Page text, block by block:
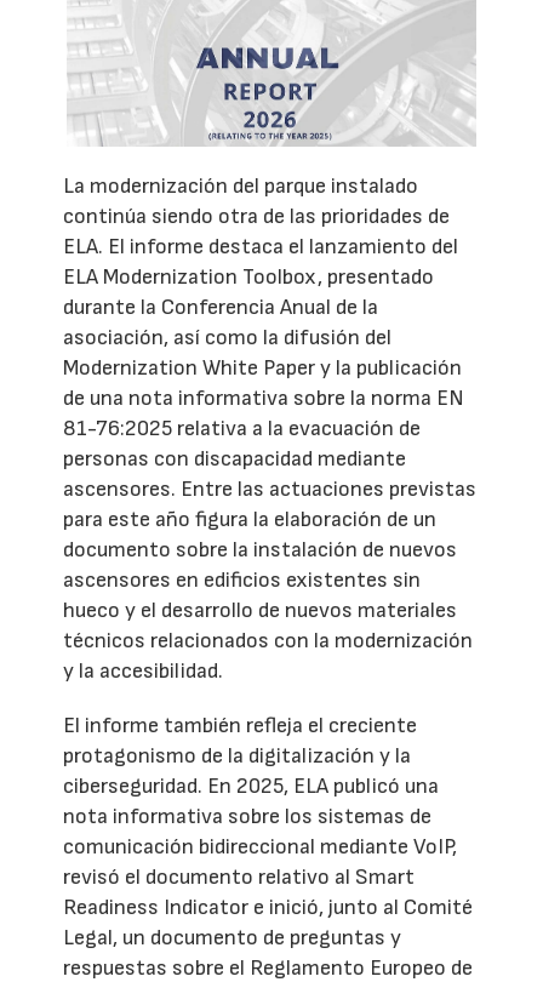
La modernización del parque instalado
continúa siendo otra de las prioridades de
ELA. El informe destaca el lanzamiento del
ELA Modernization Toolbox, presentado
durante la Conferencia Anual de la
asociación, así como la difusión del
Modernization White Paper y la publicación
de una nota informativa sobre la norma EN
81-76:2025 relativa a la evacuación de
personas con discapacidad mediante
ascensores. Entre las actuaciones previstas
para este año figura la elaboración de un
documento sobre la instalación de nuevos
ascensores en edificios existentes sin
hueco y el desarrollo de nuevos materiales
técnicos relacionados con la modernización
y la accesibilidad.
El informe también refleja el creciente
protagonismo de la digitalización y la
ciberseguridad. En 2025, ELA publicó una
nota informativa sobre los sistemas de
comunicación bidireccional mediante VoIP,
revisó el documento relativo al Smart
Readiness Indicator e inició, junto al Comité
Legal, un documento de preguntas y
respuestas sobre el Reglamento Europeo de